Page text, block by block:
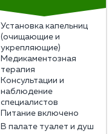
Установка капельниц
(очищающие и
укрепляющие)
Медикаментозная
терапия
Консультации и
наблюдение
специалистов
Питание включено
В палате туалет и душ